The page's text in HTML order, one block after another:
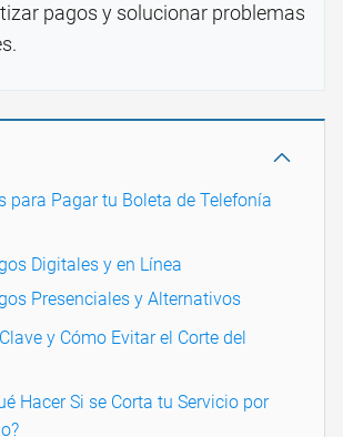
pagos y solucionar problemas
para Pagar tu Boleta de Telefonía
Digitales y en Línea
Presenciales y Alternativos
y Cómo Evitar el Corte del
Hacer Si se Corta tu Servicio por